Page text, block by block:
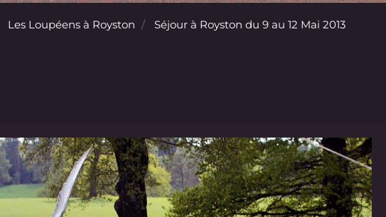
Les Loupéens à Royston
Séjour à Royston du 9 au 12 Mai 2013